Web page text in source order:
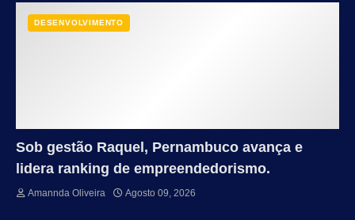
DESENVOLVIMENTO
Sob gestão Raquel, Pernambuco avança e
lidera ranking de empreendedorismo.
Amannda Oliveira Agosto 09, 2026